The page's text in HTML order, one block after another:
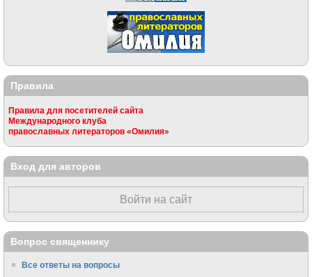
Правила
Правила для посетителей сайта
Международного клуба
православных литераторов «Омилия»
Вход для авторов
Войти на сайт
Вопрос священнику
Все ответы на вопросы